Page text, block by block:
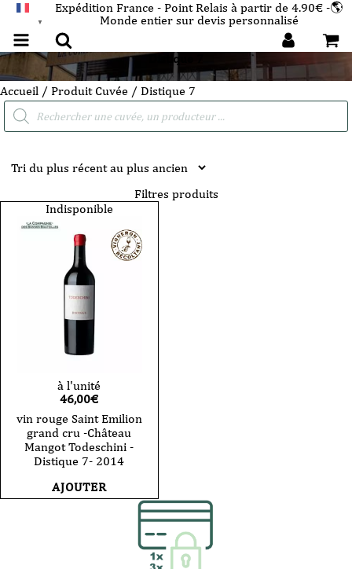
▼
Expédition France - Point Relais à partir de 4.90€ -🌎
Monde entier sur devis personnalisé
Distique 7
Accueil / Produit Cuvée / Distique 7
Recherche
Filtres produits
Indisponible
à l'unité
46,00€
vin rouge Saint Emilion
grand cru -Château
Mangot Todeschini -
Distique 7- 2014
AJOUTER